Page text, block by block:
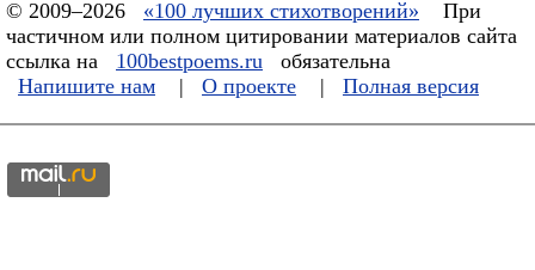
© 2009–2026 «100 лучших стихотворений»
При
частичном или полном цитировании материалов сайта
ссылка на
100bestpoems.ru
обязательна
Напишите нам
| О проекте | Полная версия